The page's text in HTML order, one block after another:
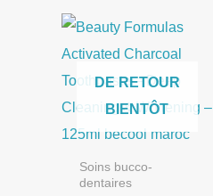
DE RETOUR
BIENTÔT
Soins bucco-
dentaires